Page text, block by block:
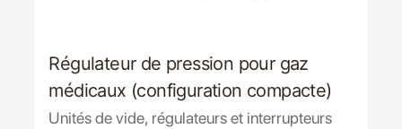
Régulateur de pression pour gaz
médicaux (configuration compacte)
Unités de vide, régulateurs et interrupteurs